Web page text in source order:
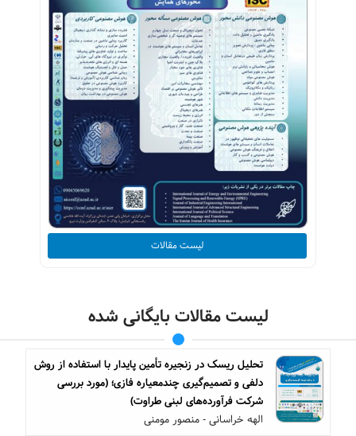
لیست مقالات
لیست مقالات بایگانی شده
تحلیل ریسک در زنجیره تأمین پایدار با استفاده از روش
دلفی و تصمیم‌گیری چندمعیاره فازی؛ (مورد بررسی
شرکت فرآورده‌های لبنی طراوت)
الهه خراسانی - منصور مومنی